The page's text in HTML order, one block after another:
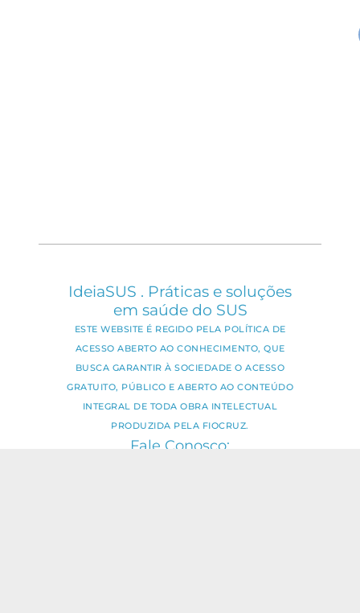
IdeiaSUS . Práticas e soluções
em saúde do SUS
ESTE WEBSITE É REGIDO PELA POLÍTICA DE
ACESSO ABERTO AO CONHECIMENTO, QUE
BUSCA GARANTIR À SOCIEDADE O ACESSO
GRATUITO, PÚBLICO E ABERTO AO CONTEÚDO
INTEGRAL DE TODA OBRA INTELECTUAL
PRODUZIDA PELA FIOCRUZ.
Fale Conosco: